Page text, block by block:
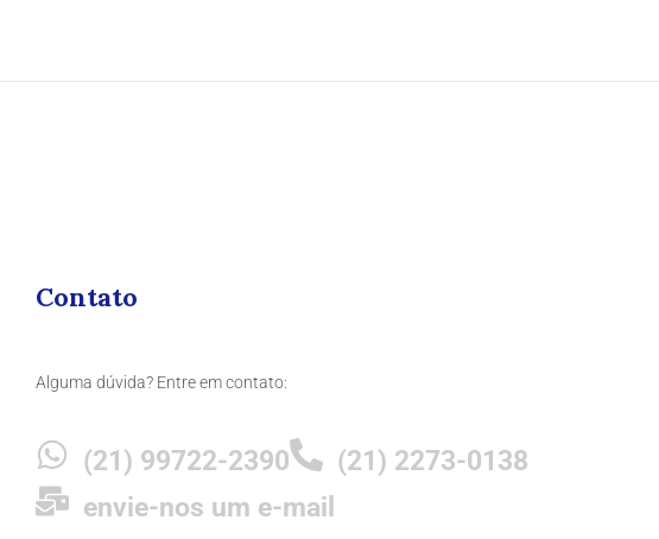
Contato
Alguma dúvida? Entre em contato:
(21) 99722-2390
(21) 2273-0138
envie-nos um e-mail